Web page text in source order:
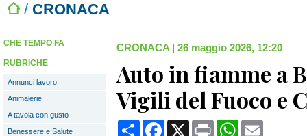
/ CRONACA
CHE TEMPO FA
RUBRICHE
Annunci lavoro
Animalerie
A tavola con gusto
Benessere e Salute
CRONACA | 26 maggio 2026, 12:20
Auto in fiamme a
Vigili del Fuoco e
CondividiFacebook
X Print WhatsApp